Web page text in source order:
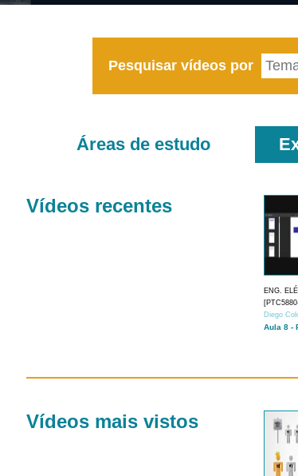
Pesquisar vídeos por
Áreas de estudo
Vídeos recentes
ENG.
Diego
Aula 8 -
Vídeos mais vistos